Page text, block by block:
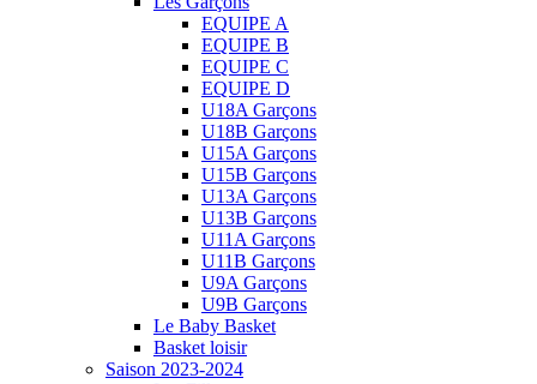
EQUIPE A
EQUIPE B
EQUIPE C
EQUIPE D
U18A Garçons
U18B Garçons
U15A Garçons
U15B Garçons
U13A Garçons
U13B Garçons
U11A Garçons
U11B Garçons
U9A Garçons
U9B Garçons
Le Baby Basket
Basket loisir
Saison 2023-2024